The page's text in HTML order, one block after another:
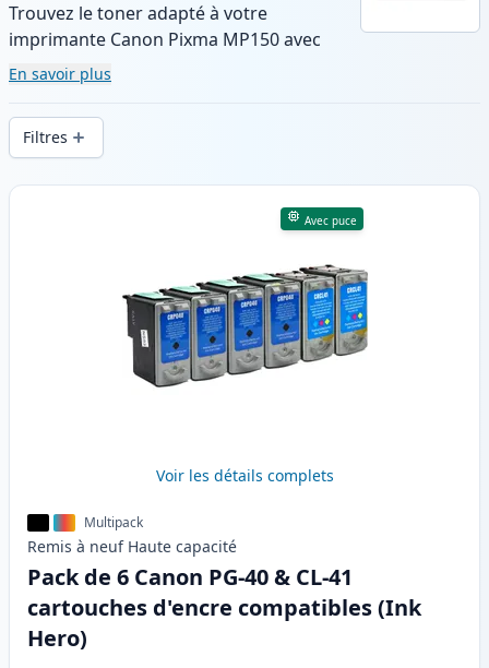
Trouvez le toner adapté à votre
imprimante Canon Pixma MP150 avec
notre gamme de cartouches compatibles
et haute capacité. Profitez d’une qualité
d’impression constante et d’une livraison
rapide depuis un stock local en .
En savoir plus
Filtres
Produits
Avec puce
Voir les détails complets
Multipack
Remis à neuf Haute capacité
Pack de 6 Canon PG-40 & CL-41
cartouches d'encre compatibles (Ink
Hero)